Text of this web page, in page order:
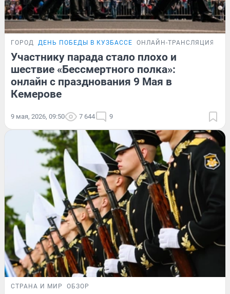
ГОРОД ДЕНЬ ПОБЕДЫ В КУЗБАССЕ ОНЛАЙН-ТРАНСЛЯЦИЯ
Участнику парада стало плохо и
шествие «Бессмертного полка»:
онлайн с празднования 9 Мая в
Кемерове
9 мая, 2026, 09:50 7 644 9
СТРАНА И МИР ОБЗОР